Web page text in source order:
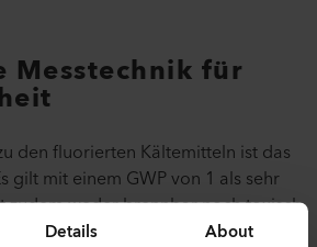
Details About
Messtechnik für
den fluorierten Kältemitteln ist das
gilt mit einem GWP von 1 als sehr
zudem weder brennbar noch toxisch.